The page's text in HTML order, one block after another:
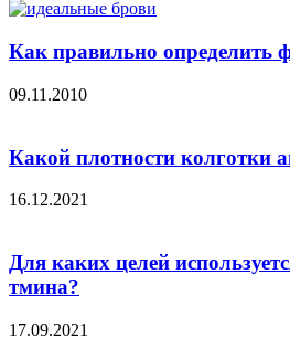
Как правильно определить
09.11.2010
Какой плотности колготки
16.12.2021
Для каких целей
тмина?
17.09.2021